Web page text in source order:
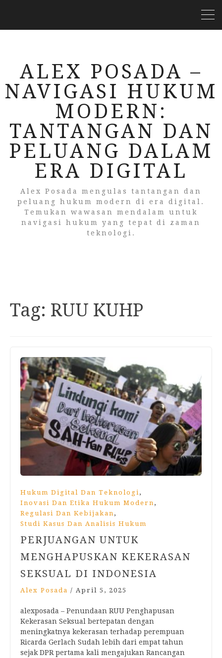
ALEX POSADA –
NAVIGASI HUKUM
MODERN:
TANTANGAN DAN
PELUANG DALAM
ERA DIGITAL
Alex Posada mengulas tantangan dan
peluang hukum modern di era digital.
Temukan wawasan mendalam untuk
navigasi hukum yang tepat di zaman
teknologi.
Tag: RUU KUHP
Hukum Digital Dan Teknologi ,
Inovasi Dan Etika Hukum Modern ,
Regulasi Dan Kebijakan ,
Studi Kasus Dan Analisis Hukum
PERJUANGAN UNTUK
MENGHAPUSKAN KEKERASAN
SEKSUAL DI INDONESIA
Alex Posada / April 5, 2025
alexposada – Penundaan RUU Penghapusan
Kekerasan Seksual bertepatan dengan
meningkatnya kekerasan terhadap perempuan
Ricarda Gerlach Sudah lebih dari empat tahun
sejak DPR pertama kali mengajukan Rancangan